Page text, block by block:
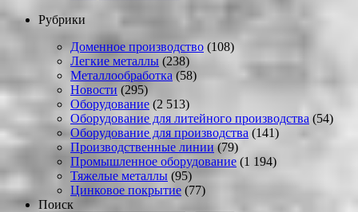
Рубрики
Доменное производство (108)
Легкие металлы (238)
Металлообработка (58)
Новости (295)
Оборудование (2 513)
Оборудование для литейного производства (54)
Оборудование для производства (141)
Производственные линии (79)
Промышленное оборудование (1 194)
Тяжелые металлы (95)
Цинковое покрытие (77)
Поиск